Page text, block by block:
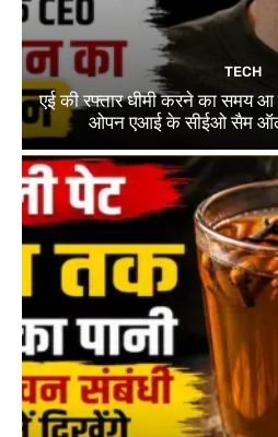
TECH
एई की रफ्तार धीमी करने का समय आ
ओपन एआई के सीईओ सैम